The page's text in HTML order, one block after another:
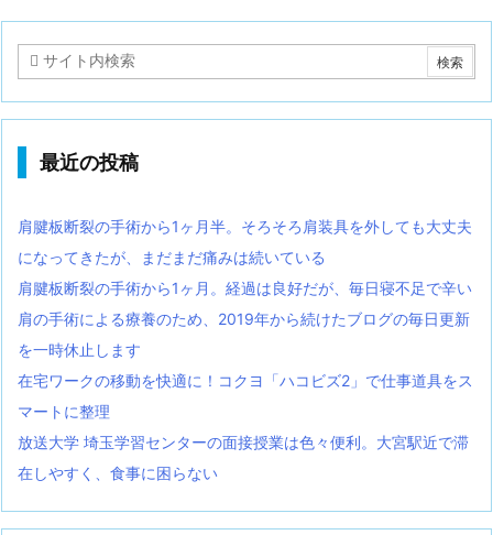
最近の投稿
肩腱板断裂の手術から1ヶ月半。そろそろ肩装具を外しても大丈夫
になってきたが、まだまだ痛みは続いている
肩腱板断裂の手術から1ヶ月。経過は良好だが、毎日寝不足で辛い
肩の手術による療養のため、2019年から続けたブログの毎日更新
を一時休止します
在宅ワークの移動を快適に！コクヨ「ハコビズ2」で仕事道具をス
マートに整理
放送大学 埼玉学習センターの面接授業は色々便利。大宮駅近で滞
在しやすく、食事に困らない